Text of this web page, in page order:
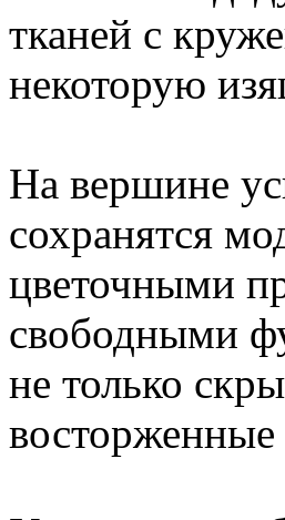
тканей с
некоторую
На вершине
сохранятся
цветочными
свободными
не только